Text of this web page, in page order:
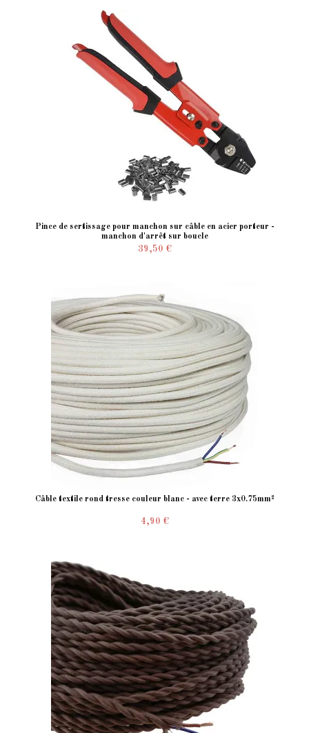
Pince de sertissage pour manchon sur câble en acier porteur -
manchon d'arrêt sur boucle
39,50 €
Câble textile rond tresse couleur blanc - avec terre 3x0.75mm²
4,90 €